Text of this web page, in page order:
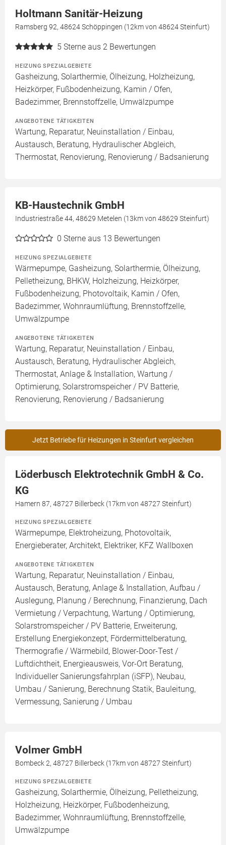
Holtmann Sanitär-Heizung
Ramsberg 92, 48624 Schöppingen (12km von 48624 Steinfurt)
5 Sterne aus 2 Bewertungen
HEIZUNG SPEZIALGEBIETE
Gasheizung, Solarthermie, Ölheizung, Holzheizung,
Heizkörper, Fußbodenheizung, Kamin / Ofen,
Badezimmer, Brennstoffzelle, Umwälzpumpe
ANGEBOTENE TÄTIGKEITEN
Wartung, Reparatur, Neuinstallation / Einbau,
Austausch, Beratung, Hydraulischer Abgleich,
Thermostat, Renovierung, Renovierung / Badsanierung
KB-Haustechnik GmbH
Industriestraße 44, 48629 Metelen (13km von 48629 Steinfurt)
0 Sterne aus 13 Bewertungen
HEIZUNG SPEZIALGEBIETE
Wärmepumpe, Gasheizung, Solarthermie, Ölheizung,
Pelletheizung, BHKW, Holzheizung, Heizkörper,
Fußbodenheizung, Photovoltaik, Kamin / Ofen,
Badezimmer, Wohnraumlüftung, Brennstoffzelle,
Umwälzpumpe
ANGEBOTENE TÄTIGKEITEN
Wartung, Reparatur, Neuinstallation / Einbau,
Austausch, Beratung, Hydraulischer Abgleich,
Thermostat, Anlage & Installation, Wartung /
Optimierung, Solarstromspeicher / PV Batterie,
Renovierung, Renovierung / Badsanierung
Jetzt Betriebe für Heizungen in Steinfurt vergleichen
Löderbusch Elektrotechnik GmbH & Co.
KG
Hamern 87, 48727 Billerbeck (17km von 48727 Steinfurt)
HEIZUNG SPEZIALGEBIETE
Wärmepumpe, Elektroheizung, Photovoltaik,
Energieberater, Architekt, Elektriker, KFZ Wallboxen
ANGEBOTENE TÄTIGKEITEN
Wartung, Reparatur, Neuinstallation / Einbau,
Austausch, Beratung, Anlage & Installation, Aufbau /
Auslegung, Planung / Berechnung, Finanzierung, Dach
Vermietung / Verpachtung, Wartung / Optimierung,
Solarstromspeicher / PV Batterie, Erweiterung,
Erstellung Energiekonzept, Fördermittelberatung,
Thermografie / Wärmebild, Blower-Door-Test /
Luftdichtheit, Energieausweis, Vor-Ort Beratung,
Individueller Sanierungsfahrplan (iSFP), Neubau,
Umbau / Sanierung, Berechnung Statik, Bauleitung,
Vermessung, Sanierung / Umbau
Volmer GmbH
Bombeck 2, 48727 Billerbeck (17km von 48727 Steinfurt)
HEIZUNG SPEZIALGEBIETE
Gasheizung, Solarthermie, Ölheizung, Pelletheizung,
Holzheizung, Heizkörper, Fußbodenheizung,
Badezimmer, Wohnraumlüftung, Brennstoffzelle,
Umwälzpumpe